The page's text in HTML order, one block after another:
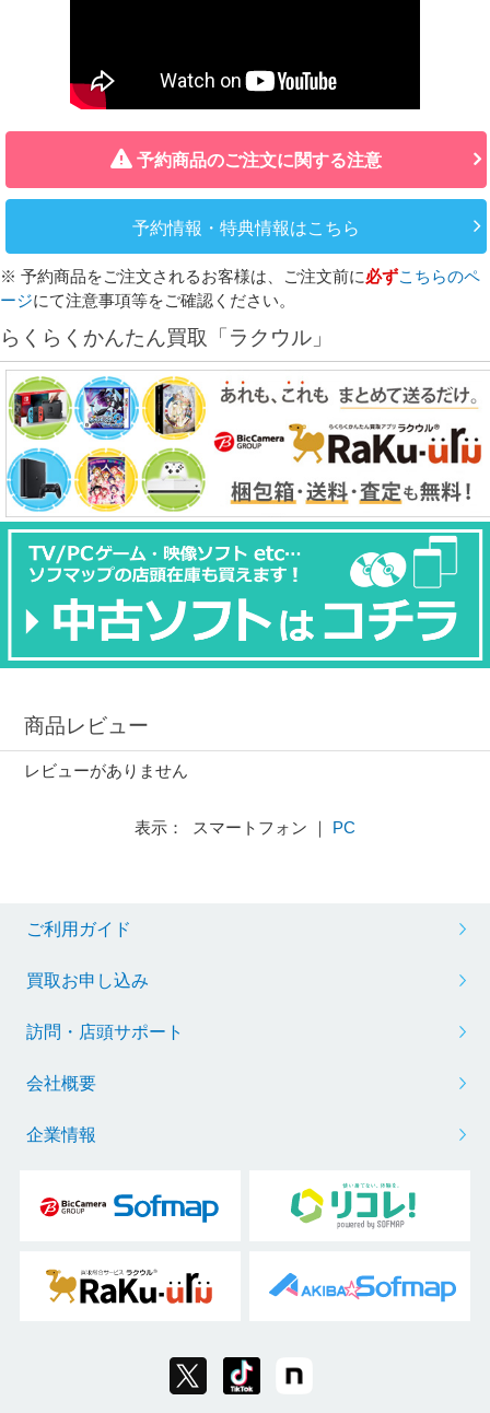
予約商品のご注文に関する注意
予約情報・特典情報はこちら
※ 予約商品をご注文されるお客様は、ご注文前に必ずこちらのペ
ージにて注意事項等をご確認ください。
らくらくかんたん買取「ラクウル」
商品レビュー
レビューがありません
表示： スマートフォン ｜ PC
ご利用ガイド
買取お申し込み
訪問・店頭サポート
会社概要
企業情報